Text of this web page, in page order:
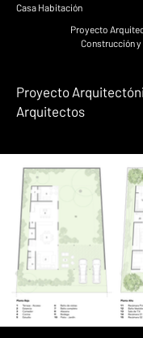
Casa Habitación
Proyecto
Construcción
Proyecto
Arquitectos